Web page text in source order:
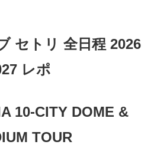
セトリ 全日程 2026
レポ
10-CITY DOME &
TOUR